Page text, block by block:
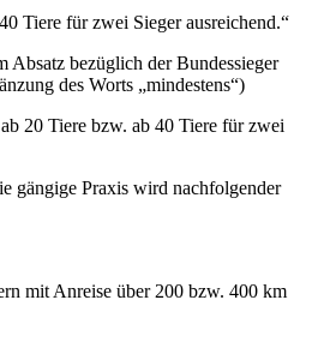
Tiere für zwei Sieger ausreichend.“
Absatz bezüglich der Bundessieger
des Worts „mindestens“)
20 Tiere bzw. ab 40 Tiere für zwei
gängige Praxis wird nachfolgender
mit Anreise über 200 bzw. 400 km